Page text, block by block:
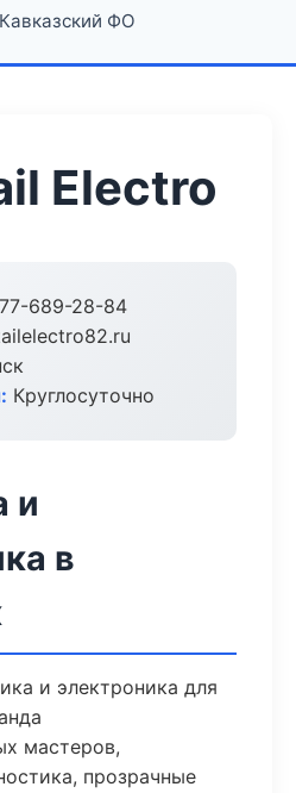
ФО
Electro
689-28-84
Круглосуточно
и
в
и электроника для
мастеров,
прозрачные